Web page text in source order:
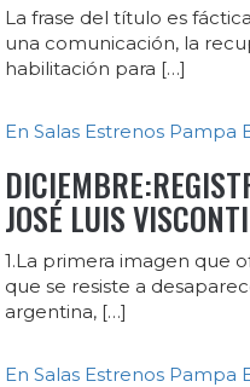
La frase del título es
una comunicación, la
habilitación para […]
En Salas Estrenos Pampa
JOSÉ LUIS VISCONTI
1.La primera imagen que
que se resiste a
argentina, […]
En Salas Estrenos Pampa